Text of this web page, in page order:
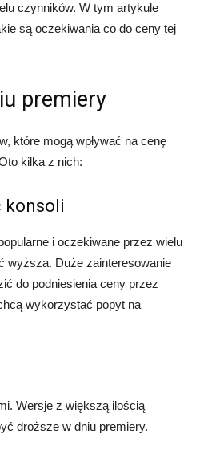
czynników. W tym artykule
są oczekiwania co do ceny tej
premiery
które mogą wpływać na cenę
kilka z nich:
konsoli
i oczekiwane przez wielu
wyższa. Duże zainteresowanie
do podniesienia ceny przez
wykorzystać popyt na
Wersje z większą ilością
droższe w dniu premiery.